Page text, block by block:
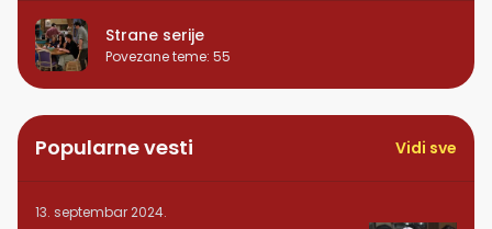
Strane serije
Povezane teme: 55
Popularne vesti Vidi sve
13. septembar 2024.